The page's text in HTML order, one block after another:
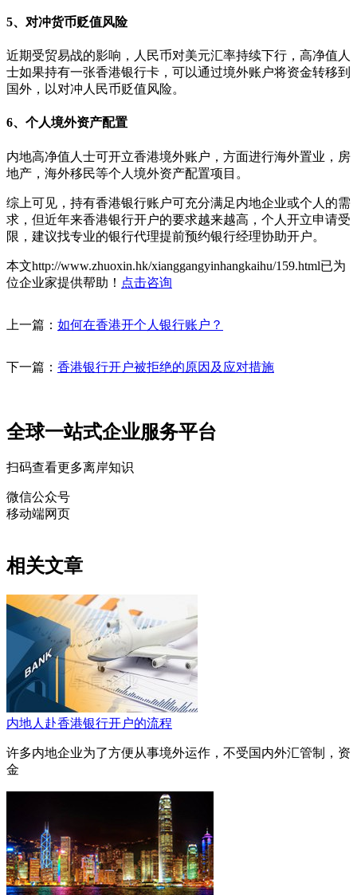
5、对冲货币贬值风险
近期受贸易战的影响，人民币对美元汇率持续下行，高净值人
士如果持有一张香港银行卡，可以通过境外账户将资金转移到
国外，以对冲人民币贬值风险。
6、个人境外资产配置
内地高净值人士可开立香港境外账户，方面进行海外置业，房
地产，海外移民等个人境外资产配置项目。
综上可见，持有香港银行账户可充分满足内地企业或个人的需
求，但近年来香港银行开户的要求越来越高，个人开立申请受
限，建议找专业的银行代理提前预约银行经理协助开户。
本文http://www.zhuoxin.hk/xianggangyinhangkaihu/159.html已为
位企业家提供帮助！ 点击咨询
上一篇： 如何在香港开个人银行账户？
下一篇： 香港银行开户被拒绝的原因及应对措施
全球一站式企业服务平台
扫码查看更多离岸知识
微信公众号
移动端网页
相关文章
内地人赴香港银行开户的流程
许多内地企业为了方便从事境外运作，不受国内外汇管制，资
金